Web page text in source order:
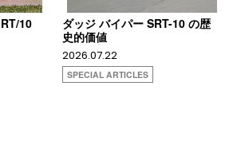
10
ダッジ バイパー SRT-10 の歴
史的価値
2026.07.22
SPECIAL ARTICLES